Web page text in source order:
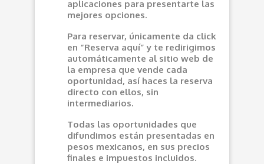
aplicaciones para presentarte las
mejores opciones.
Para reservar, únicamente da click
en “Reserva aquí” y te redirigimos
automáticamente al sitio web de
la empresa que vende cada
oportunidad, así haces la reserva
directo con ellos, sin
intermediarios.
Todas las oportunidades que
difundimos están presentadas en
pesos mexicanos, en sus precios
finales e impuestos incluidos.